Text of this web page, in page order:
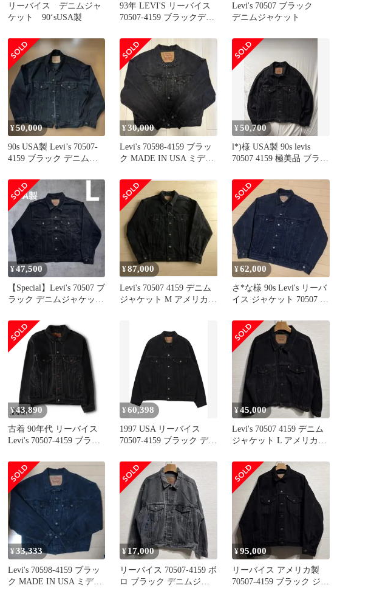
リーバイス デニムジャ
ケット 90‘sUSA製
93年 LEVI'S リーバイス
70507-4159 ブラックデニ
サイズ メンズ ヴィンテ
ージ
Levi's 70507 ブラック
デニムジャケット
¥50,000
90s USA製 Levi’s 70507-
4159 ブラック デニムジ
¥30,000
Levi's 70598-4159 ブラッ
ク MADE IN USA ミディ
¥50,700
l*)様 USA製 90s levis
70507 4159 極美品 ブラッ
¥47,500
【Special】Levi's 70507 ブ
ラック デニムジャケット
¥87,000
Levi's 70507 4159 デニム
ジャケット M アメリカ製
¥62,000
さ*な様 90s Levi's リーバ
イス ジャケット 70507 ブ
¥43,890
古着 90年代 リーバイス
Levi's 70507-4159 ブラッ
ャン USA製 メンズM相当
ヴィンテージ/evb035165
¥60,398
1997 USA リーバイス
70507-4159 ブラック デニ
ージ アメリカ製
¥45,000
Levi's 70507 4159 デニム
ジャケット L アメリカ製
¥33,333
Levi's 70598-4159 ブラッ
ク MADE IN USA ミディ
¥17,000
リーバイス 70507-4159 ボ
ロ ブラック デニムジャ
¥95,000
リーバイス アメリカ製
70507-4159 ブラック ジャ